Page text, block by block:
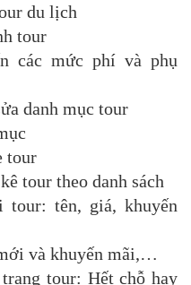
du lịch
tour
các mức phí và phụ
danh mục tour
tour
tour theo danh sách
tên, giá, khuyến
và khuyến mãi,…
tour: Hết chỗ hay